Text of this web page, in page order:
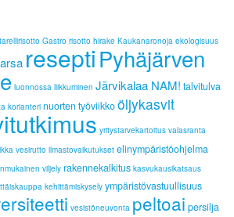
Gastro risotto hirake Kaukanaronoja ekologisuus
reseptiPyhäjärven
luonnossa liikkuminen Järvikalaa NAM! talvitulva
korianteri nuorten työviikkoöljykasvit
yritystarvekartoitus valasranta
vesirutto ilmastovaikutukset elinympäristöohjelma
viljely rakennekalkitus kasvukausikatsaus
kehittämiskysely ympäristövastuullisuus
vesistöneuvonta peltoai persilja